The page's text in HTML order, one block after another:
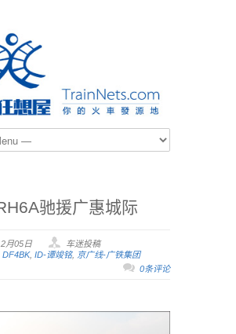
驰援广惠城际
月05日
车迷投稿
DF4BK, ID-谭竣铭, 京广线-广铁集团
0条评论